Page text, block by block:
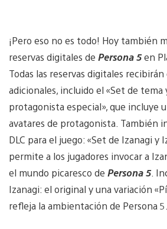
¡Pero eso no es todo! Hoy también
reservas digitales de Persona 5en
Todas las reservas digitales
adicionales, incluido el «Set de tema
protagonista especial», que incluye
avatares de protagonista. También
DLC para el juego: «Set de Izanagi y
permite a los jugadores invocar a
el mundo picaresco de Persona 5.
Izanagi: el original y una variación
refleja la ambientación de Persona 5.